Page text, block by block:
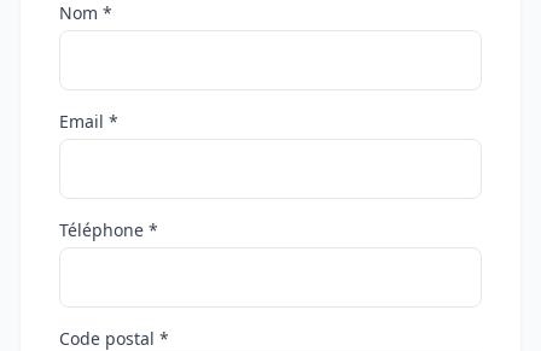
Nom *
Email *
Téléphone *
Code postal *